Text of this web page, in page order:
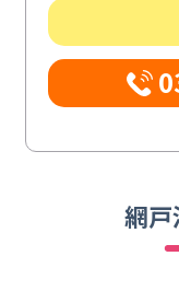
網戸